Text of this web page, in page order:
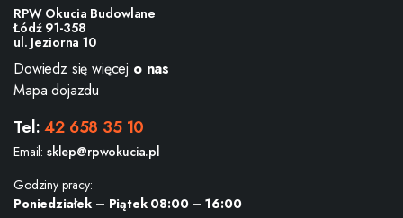
RPW Okucia Budowlane
Łódź 91-358
ul. Jeziorna 10
Dowiedz się więcej o nas
Mapa dojazdu
Tel:42 658 35 10
Email: sklep@rpwokucia.pl
Godziny pracy:
Poniedziałek – Piątek 08:00 – 16:00